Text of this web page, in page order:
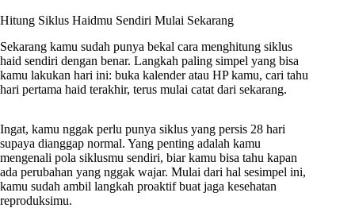
Hitung Siklus Haidmu Sendiri Mulai Sekarang
Sekarang kamu sudah punya bekal cara menghitung siklus
haid sendiri dengan benar. Langkah paling simpel yang bisa
kamu lakukan hari ini: buka kalender atau HP kamu, cari tahu
hari pertama haid terakhir, terus mulai catat dari sekarang.
Ingat, kamu nggak perlu punya siklus yang persis 28 hari
supaya dianggap normal. Yang penting adalah kamu
mengenali pola siklusmu sendiri, biar kamu bisa tahu kapan
ada perubahan yang nggak wajar. Mulai dari hal sesimpel ini,
kamu sudah ambil langkah proaktif buat jaga kesehatan
reproduksimu.